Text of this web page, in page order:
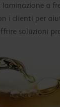
a
i clienti per
soluzioni